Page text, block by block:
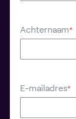
Achternaam*
E-mailadres*